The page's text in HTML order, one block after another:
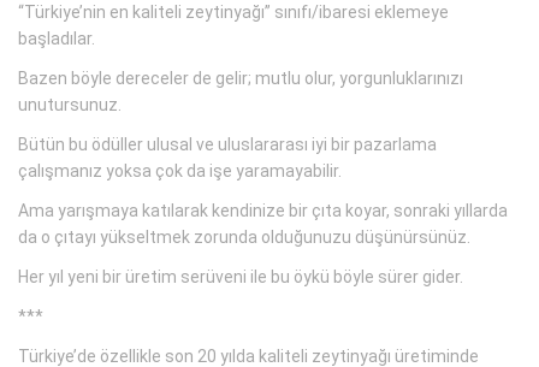
“Türkiye’nin en kaliteli zeytinyağı” sınıfı/ibaresi eklemeye
başladılar.
Bazen böyle dereceler de gelir; mutlu olur, yorgunluklarınızı
unutursunuz.
Bütün bu ödüller ulusal ve uluslararası iyi bir pazarlama
çalışmanız yoksa çok da işe yaramayabilir.
Ama yarışmaya katılarak kendinize bir çıta koyar, sonraki yıllarda
da o çıtayı yükseltmek zorunda olduğunuzu düşünürsünüz.
Her yıl yeni bir üretim serüveni ile bu öykü böyle sürer gider.
***
Türkiye’de özellikle son 20 yılda kaliteli zeytinyağı üretiminde